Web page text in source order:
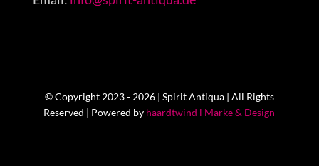
© Copyright 2023 - 2026 | Spirit Antiqua | All Rights
Reserved | Powered by haardtwind l Marke & Design